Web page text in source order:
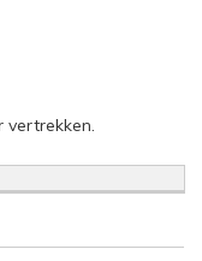
vertrekken.